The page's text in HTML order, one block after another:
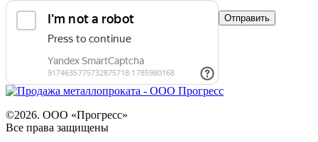
©2026. ООО «Прогресс»
Все права защищены